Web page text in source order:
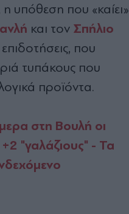
η υπόθεση που «καίει»
και τον Σπήλιο
επιδοτήσεις, που
τυπάκους που
προϊόντα.
στη Βουλή οι
"γαλάζιους" - Τα